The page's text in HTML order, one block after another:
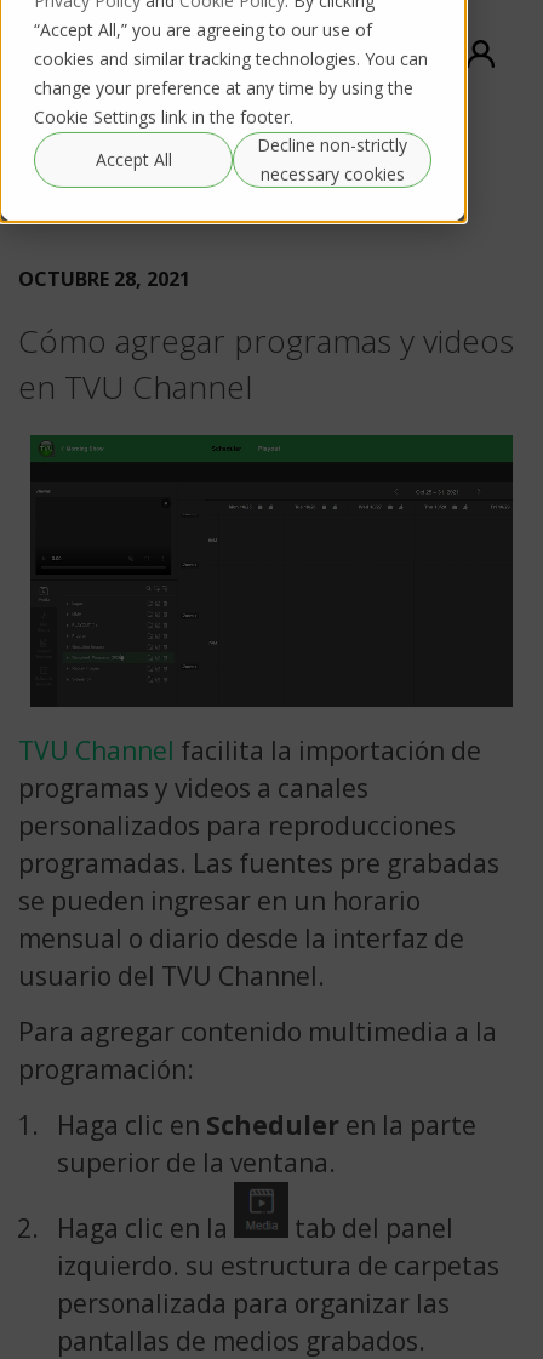
“Accept All,” you are agreeing to our use of
cookies and similar tracking technologies. You can
change your preference at any time by using the
Cookie Settings link in the footer.
Accept All
Decline non-strictly
necessary cookies
GO BACK TO ALL TIPS
OCTUBRE 28, 2021
Cómo agregar programas y videos
en TVU Channel
TVU Channel facilita la importación de
programas y videos a canales
personalizados para reproducciones
programadas. Las fuentes pre grabadas
se pueden ingresar en un horario
mensual o diario desde la interfaz de
usuario del TVU Channel.
Para agregar contenido multimedia a la
programación:
Haga clic en Scheduler en la parte
superior de la ventana.
Haga clic en la
tab del panel
izquierdo. su estructura de carpetas
personalizada para organizar las
pantallas de medios grabados.